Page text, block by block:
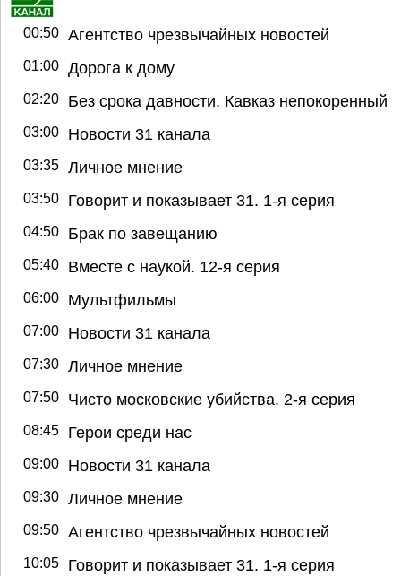
00:50 Агентство чрезвычайных новостей
01:00 Дорога к дому
02:20 Без срока давности. Кавказ непокоренный
03:00 Новости 31 канала
03:35 Личное мнение
03:50 Говорит и показывает 31. 1-я серия
04:50 Брак по завещанию
05:40 Вместе с наукой. 12-я серия
06:00 Мультфильмы
07:00 Новости 31 канала
07:30 Личное мнение
07:50 Чисто московские убийства. 2-я серия
08:45 Герои среди нас
09:00 Новости 31 канала
09:30 Личное мнение
09:50 Агентство чрезвычайных новостей
10:05 Говорит и показывает 31. 1-я серия